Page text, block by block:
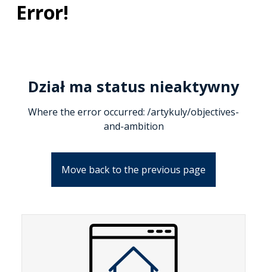
Error!
Dział ma status nieaktywny
Where the error occurred: /artykuly/objectives-
and-ambition
Move back to the previous page